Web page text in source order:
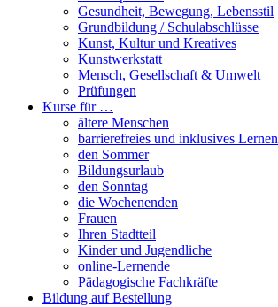
Gesundheit, Bewegung, Lebensstil
Grundbildung / Schulabschlüsse
Kunst, Kultur und Kreatives
Kunstwerkstatt
Mensch, Gesellschaft & Umwelt
Prüfungen
Kurse für …
ältere Menschen
barrierefreies und inklusives Lernen
den Sommer
Bildungsurlaub
den Sonntag
die Wochenenden
Frauen
Ihren Stadtteil
Kinder und Jugendliche
online-Lernende
Pädagogische Fachkräfte
Bildung auf Bestellung